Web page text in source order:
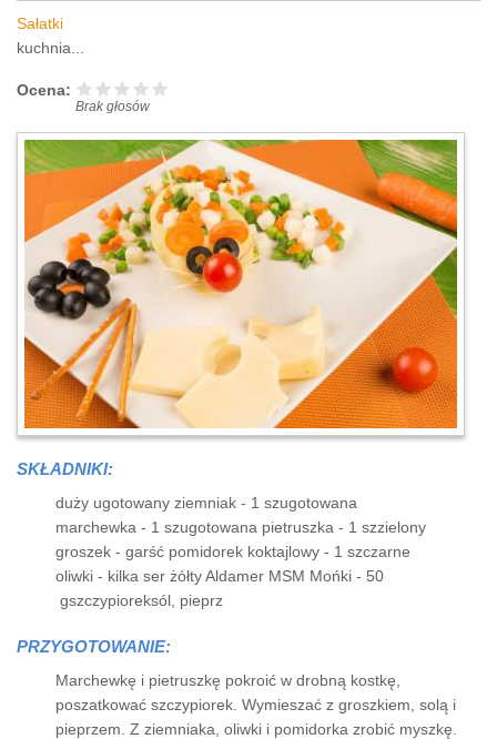
Sałatki
kuchnia...
Ocena:
Brak głosów
SKŁADNIKI:
duży ugotowany ziemniak - 1 szugotowana
marchewka - 1 szugotowana pietruszka - 1 szzielony
groszek - garść pomidorek koktajlowy - 1 szczarne
oliwki - kilka ser żółty Aldamer MSM Mońki - 50
gszczypioreksól, pieprz
PRZYGOTOWANIE:
Marchewkę i pietruszkę pokroić w drobną kostkę,
poszatkować szczypiorek. Wymieszać z groszkiem, solą i
pieprzem. Z ziemniaka, oliwki i pomidorka zrobić myszkę.